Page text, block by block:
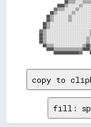
copy to
fill: